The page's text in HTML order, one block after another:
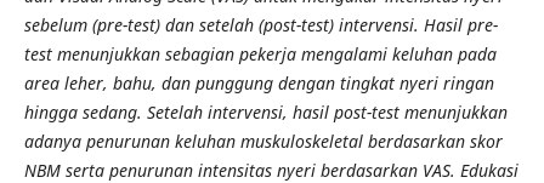
sebelum (pre-test) dan setelah (post-test) intervensi. Hasil pre-
test menunjukkan sebagian pekerja mengalami keluhan pada
area leher, bahu, dan punggung dengan tingkat nyeri ringan
hingga sedang. Setelah intervensi, hasil post-test menunjukkan
adanya penurunan keluhan muskuloskeletal berdasarkan skor
NBM serta penurunan intensitas nyeri berdasarkan VAS. Edukasi